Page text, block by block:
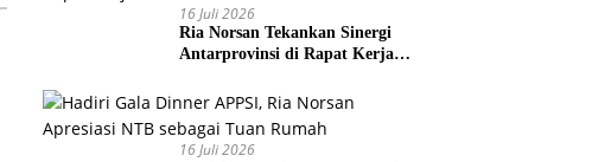
16 Juli 2026
Ria Norsan Tekankan Sinergi
Antarprovinsi di Rapat Kerja
16 Juli 2026